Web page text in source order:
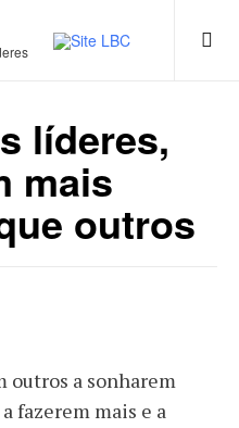
líderes,
mais
outros
outros a sonharem
fazerem mais e a